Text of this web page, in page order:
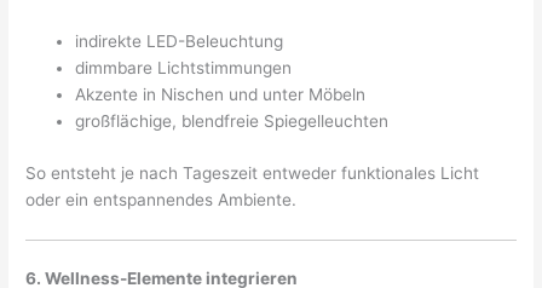
indirekte LED-Beleuchtung
dimmbare Lichtstimmungen
Akzente in Nischen und unter Möbeln
großflächige, blendfreie Spiegelleuchten
So entsteht je nach Tageszeit entweder funktionales Licht
oder ein entspannendes Ambiente.
6. Wellness-Elemente integrieren